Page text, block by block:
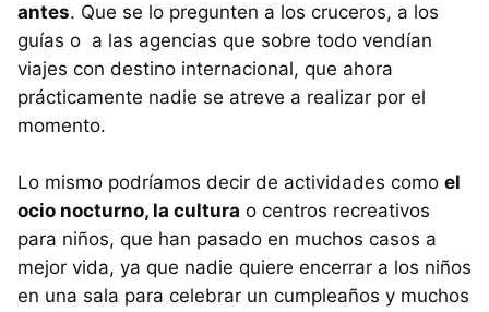
antes. Que se lo pregunten a los cruceros, a los
guías o a las agencias que sobre todo vendían
viajes con destino internacional, que ahora
prácticamente nadie se atreve a realizar por el
momento.
Lo mismo podríamos decir de actividades como el
ocio nocturno, la cultura o centros recreativos
para niños, que han pasado en muchos casos a
mejor vida, ya que nadie quiere encerrar a los niños
en una sala para celebrar un cumpleaños y muchos